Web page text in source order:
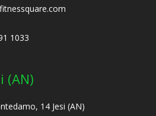
1033
(AN)
14 Jesi (AN)